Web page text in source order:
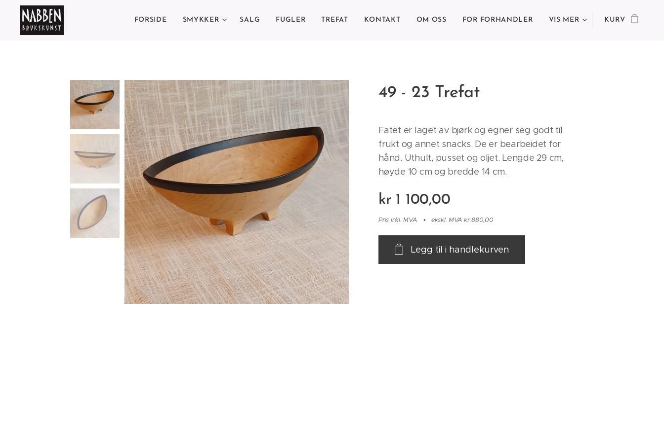
FORSIDE SMYKKER SALG FUGLER TREFAT KONTAKT OM OSS FOR FORHANDLER VIS MER KURV
49 - 23 Trefat
Fatet er laget av bjørk og egner seg godt til
frukt og annet snacks. De er bearbeidet for
hånd. Uthult, pusset og oljet. Lengde 29 cm,
høyde 10 cm og bredde 14 cm.
kr 1 100,00
Pris inkl. MVA ekskl. MVA kr 880,00
Legg til i handlekurven